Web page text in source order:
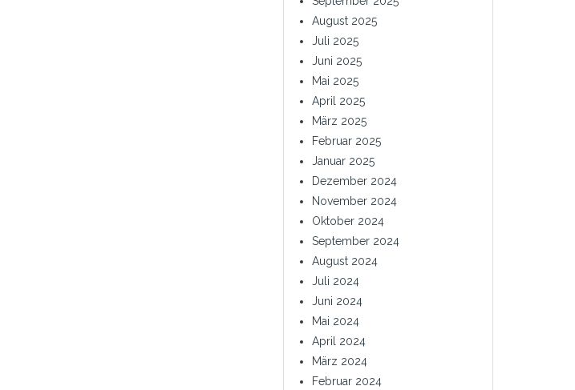
August 2025
Juli 2025
Juni 2025
Mai 2025
April 2025
März 2025
Februar 2025
Januar 2025
Dezember 2024
November 2024
Oktober 2024
September 2024
August 2024
Juli 2024
Juni 2024
Mai 2024
April 2024
März 2024
Februar 2024